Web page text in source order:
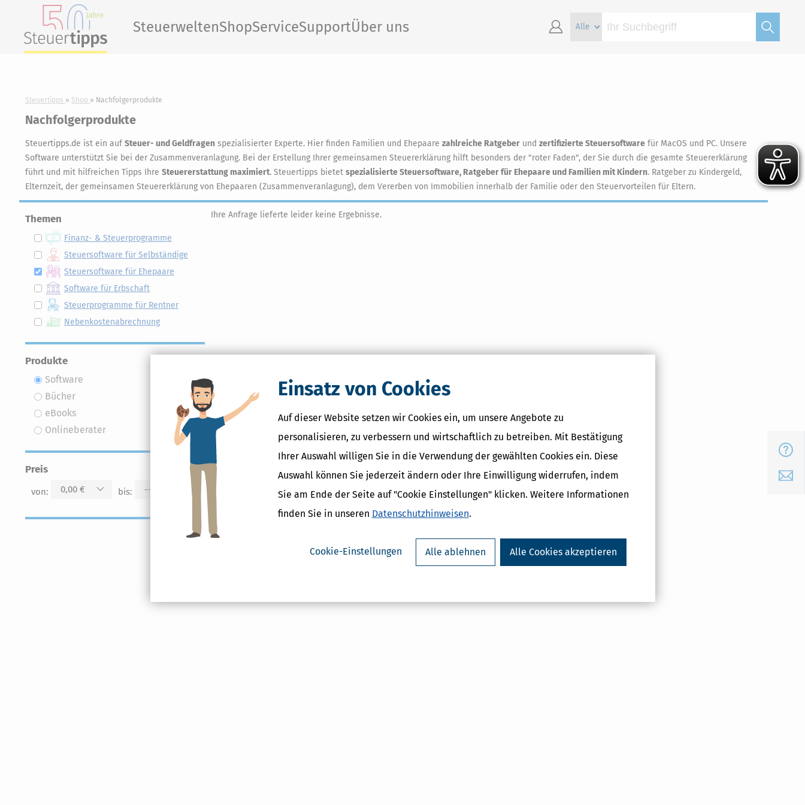
Einsatz von Cookies
Auf dieser Website setzen wir Cookies ein, um unsere Angebote zu
personalisieren, zu verbessern und wirtschaftlich zu betreiben. Mit Bestätigung
Ihrer Auswahl willigen Sie in die Verwendung der gewählten Cookies ein. Diese
Auswahl können Sie jederzeit ändern oder Ihre Einwilligung widerrufen, indem
Sie am Ende der Seite auf "Cookie Einstellungen" klicken. Weitere Informationen
finden Sie in unseren Datenschutzhinweisen.
Cookie-Einstellungen Alle ablehnen Alle Cookies akzeptieren
FAQ
E-Mail
SteuerweltenShopServiceSupportÜber uns
Steuertipps Shop Nachfolgerprodukte
Nachfolgerprodukte
Steuertipps.de ist ein aufSteuer- und Geldfragen spezialisierter Experte. Hier finden Familien und Ehepaare zahlreiche Ratgeber und zertifizierte Steuersoftware für MacOS und PC. Unsere
Software unterstützt Sie bei der Zusammenveranlagung. Bei der Erstellung Ihrer gemeinsamen Steuererklärung hilft besonders der "roter Faden", der Sie durch die gesamte Steuererklärung
führt und mit hilfreichen Tipps Ihre Steuererstattung maximiert. Steuertipps bietet spezialisierte Steuersoftware, Ratgeber für Ehepaare und Familien mit Kindern. Ratgeber zu Kindergeld,
Elternzeit, der gemeinsamen Steuererklärung von Ehepaaren (Zusammenveranlagung), dem Vererben von Immobilien innerhalb der Familie oder den Steuervorteilen für Eltern.
Themen
Finanz- & Steuerprogramme
Steuersoftware für Selbständige
Steuersoftware für Ehepaare
Software für Erbschaft
Steuerprogramme für Rentner
Nebenkostenabrechnung
Produkte
Software
Bücher
eBooks
Onlineberater
Preis
von: 0,00 € bis: --
Ihre Anfrage lieferte leider keine Ergebnisse.